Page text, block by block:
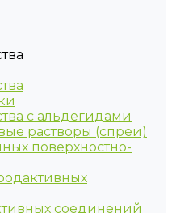
с альдегидами
растворы (спреи)
поверхностно-
соединений